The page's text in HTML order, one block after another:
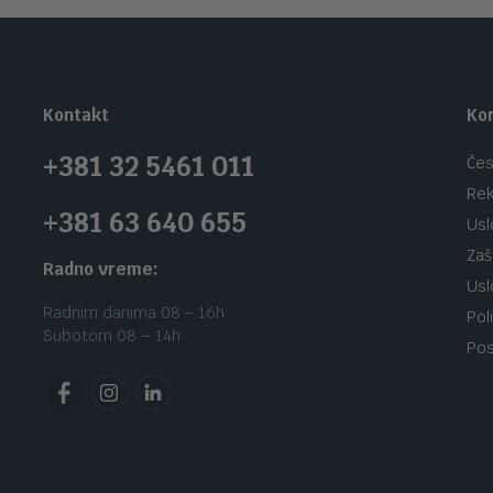
Kontakt
+381 32 5461 011
+381 63 640 655
Radno vreme:
Radnim danima 08 – 16h
Subotom 08 – 14h